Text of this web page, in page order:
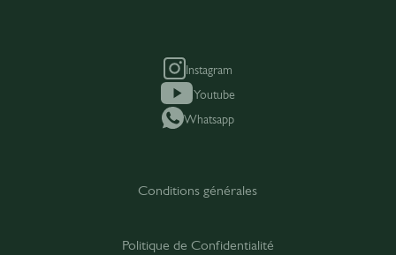
Instagram
Youtube
Whatsapp
Conditions générales
Politique de Confidentialité